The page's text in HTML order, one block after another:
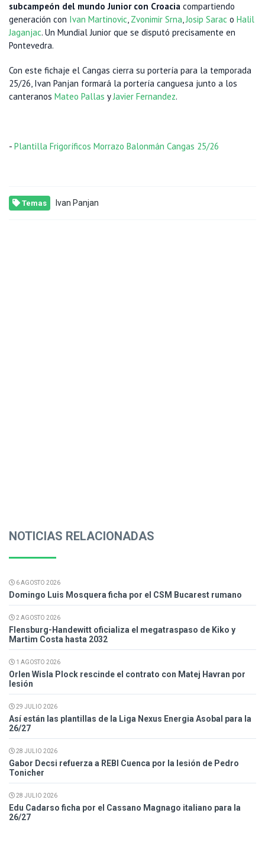
subcampeón del mundo Junior con Croacia compartiendo
generación con Ivan Martinovic, Zvonimir Srna,Josip Sarac o Halil
Jaganjac. Un Mundial Junior que se disputó precisamente en
Pontevedra.
Con este fichaje el Cangas cierra su portería para la temporada
25/26, Ivan Panjan formará la portería canguesa junto a los
canteranos Mateo Pallas yJavier Fernandez.
- Plantilla Frigoríficos Morrazo Balonmán Cangas 25/26
Temas Ivan Panjan
NOTICIAS RELACIONADAS
6 AGOSTO 2026
Domingo Luis Mosquera ficha por el CSM Bucarest rumano
2 AGOSTO 2026
Flensburg-Handewitt oficializa el megatraspaso de Kiko y
Martim Costa hasta 2032
1 AGOSTO 2026
Orlen Wisla Plock rescinde el contrato con Matej Havran por
lesión
29 JULIO 2026
Así están las plantillas de la Liga Nexus Energia Asobal para la
26/27
28 JULIO 2026
Gabor Decsi refuerza a REBI Cuenca por la lesión de Pedro
Tonicher
28 JULIO 2026
Edu Cadarso ficha por el Cassano Magnago italiano para la
26/27